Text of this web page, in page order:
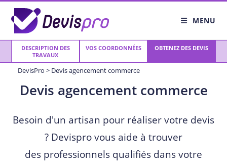
content
MENU
DESCRIPTION DES
TRAVAUX
VOS COORDONNÉES OBTENEZ DES DEVIS
DevisPro > Devis agencement commerce
Devis agencement commerce
Besoin d'un artisan pour réaliser votre devis
? Devispro vous aide à trouver
des professionnels qualifiés dans votre